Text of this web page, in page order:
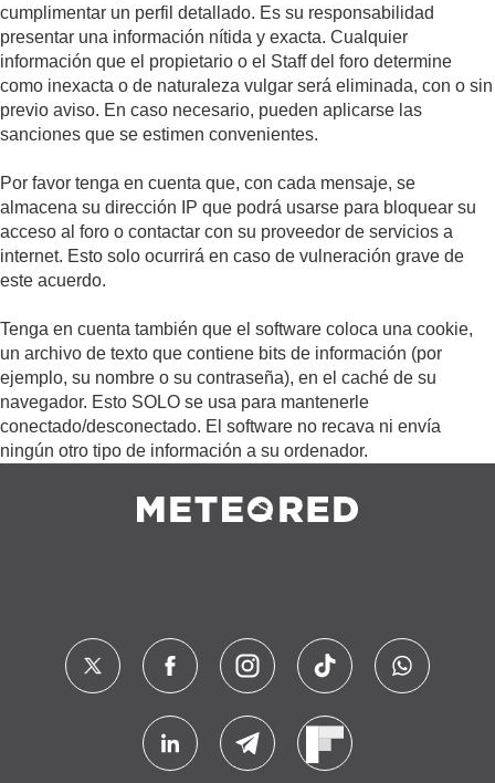
cumplimentar un perfil detallado. Es su responsabilidad
presentar una información nítida y exacta. Cualquier
información que el propietario o el Staff del foro determine
como inexacta o de naturaleza vulgar será eliminada, con o sin
previo aviso. En caso necesario, pueden aplicarse las
sanciones que se estimen convenientes.
Por favor tenga en cuenta que, con cada mensaje, se
almacena su dirección IP que podrá usarse para bloquear su
acceso al foro o contactar con su proveedor de servicios a
internet. Esto solo ocurrirá en caso de vulneración grave de
este acuerdo.
Tenga en cuenta también que el software coloca una cookie,
un archivo de texto que contiene bits de información (por
ejemplo, su nombre o su contraseña), en el caché de su
navegador. Esto SOLO se usa para mantenerle
conectado/desconectado. El software no recava ni envía
ningún otro tipo de información a su ordenador.